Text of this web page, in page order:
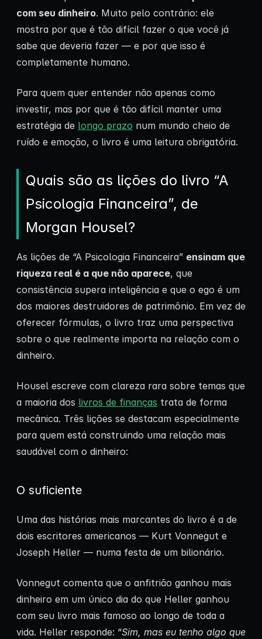
com seu dinheiro. Muito pelo contrário: ele
mostra por que é tão difícil fazer o que você já
sabe que deveria fazer — e por que isso é
completamente humano.
Para quem quer entender não apenas como
investir, mas por que é tão difícil manter uma
estratégia de longo prazo num mundo cheio de
ruído e emoção, o livro é uma leitura obrigatória.
Quais são as lições do livro “A
Psicologia Financeira”, de
Morgan Housel?
As lições de “A Psicologia Financeira” ensinam que
riqueza real é a que não aparece, que
consistência supera inteligência e que o ego é um
dos maiores destruidores de patrimônio. Em vez de
oferecer fórmulas, o livro traz uma perspectiva
sobre o que realmente importa na relação com o
dinheiro.
Housel escreve com clareza rara sobre temas que
a maioria dos livros de finanças trata de forma
mecânica. Três lições se destacam especialmente
para quem está construindo uma relação mais
saudável com o dinheiro:
O suficiente
Uma das histórias mais marcantes do livro é a de
dois escritores americanos — Kurt Vonnegut e
Joseph Heller — numa festa de um bilionário.
Vonnegut comenta que o anfitrião ganhou mais
dinheiro em um único dia do que Heller ganhou
com seu livro mais famoso ao longo de toda a
vida. Heller responde: “Sim, mas eu tenho algo que